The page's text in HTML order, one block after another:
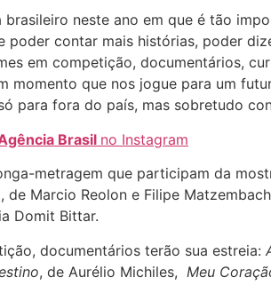
brasileiro neste ano em que é tão
poder contar mais histórias, poder
em competição, documentários,
momento que nos jogue para um
para fora do país, mas sobretudo
Brasil no Instagram
metragem que participam da
, de Marcio Reolon e Filipe
Domit Bittar.
documentários terão sua estreia:
, de Aurélio Michiles, Meu